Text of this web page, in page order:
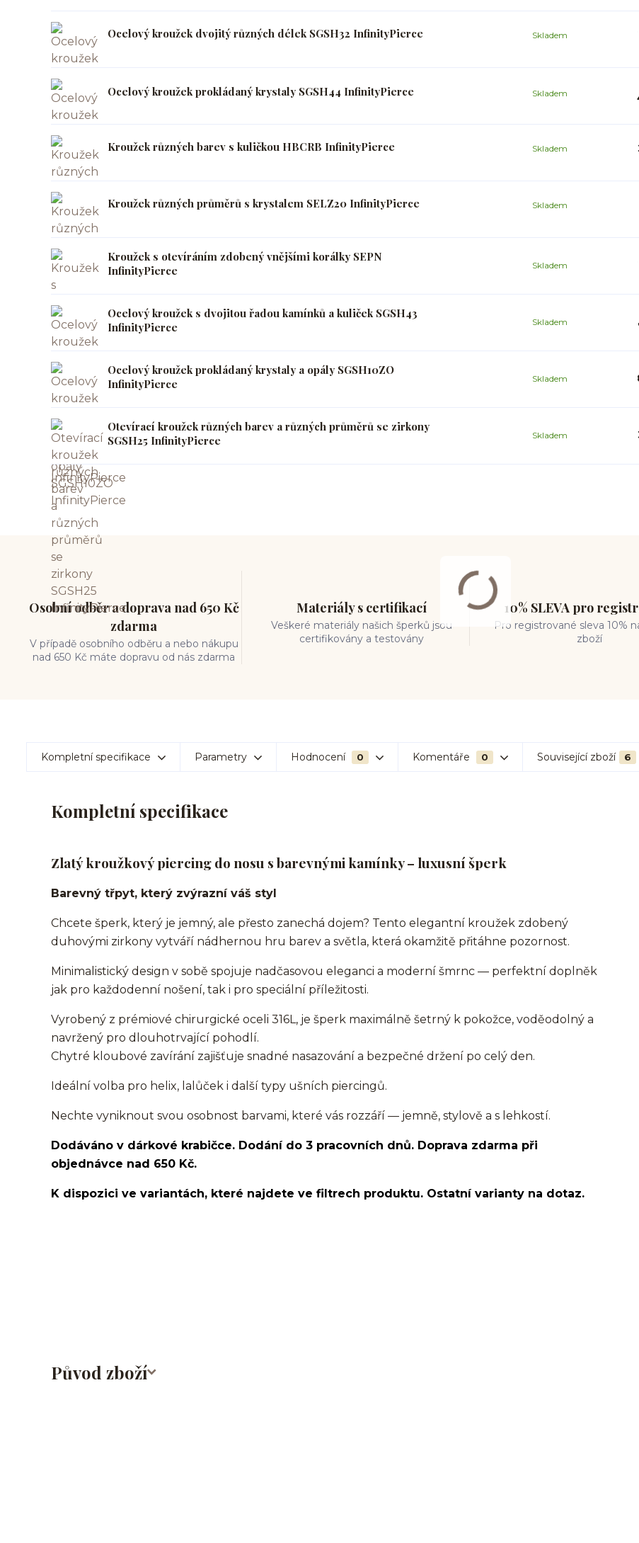
Ocelový kroužek dvojitý různých délek SGSH32 InfinityPierce Skladem
Ocelový kroužek prokládaný krystaly SGSH44 InfinityPierce Skladem
Kroužek různých barev s kuličkou HBCRB InfinityPierce Skladem
Kroužek různých průměrů s krystalem SELZ20 InfinityPierce Skladem
Kroužek s otevíráním zdobený vnějšími korálky SEPN
InfinityPierce
Skladem
Ocelový kroužek s dvojitou řadou kamínků a kuliček SGSH43
InfinityPierce
Skladem
Ocelový kroužek prokládaný krystaly a opály SGSH10ZO
InfinityPierce
Skladem
Otevírací kroužek různých barev a různých průměrů se zirkony
SGSH25 InfinityPierce
Skladem
Osobní odběr a doprava nad 650 Kč
zdarma
V případě osobního odběru a nebo nákupu
nad 650 Kč máte dopravu od nás zdarma
Materiály s certifikací
Veškeré materiály našich šperků jsou
certifikovány a testovány
10% SLEVA pro
Pro registrované sleva 10%
zboží
Kompletní specifikace Parametry Hodnocení 0 Komentáře 0 Související zboží 6
Kompletní specifikace
Zlatý kroužkový piercing do nosu s barevnými kamínky – luxusní šperk
Barevný třpyt, který zvýrazní váš styl
Chcete šperk, který je jemný, ale přesto zanechá dojem? Tento elegantní kroužek zdobený
duhovými zirkony vytváří nádhernou hru barev a světla, která okamžitě přitáhne pozornost.
Minimalistický design v sobě spojuje nadčasovou eleganci a moderní šmrnc — perfektní doplněk
jak pro každodenní nošení, tak i pro speciální příležitosti.
Vyrobený z prémiové chirurgické oceli 316L, je šperk maximálně šetrný k pokožce, voděodolný a
navržený pro dlouhotrvající pohodlí.
Chytré kloubové zavírání zajišťuje snadné nasazování a bezpečné držení po celý den.
Ideální volba pro helix, lalůček i další typy ušních piercingů.
Nechte vyniknout svou osobnost barvami, které vás rozzáří — jemně, stylově a s lehkostí.
Dodáváno v dárkové krabičce. Dodání do 3 pracovních dnů. Doprava zdarma při
objednávce nad 650 Kč.
K dispozici ve variantách, které najdete ve filtrech produktu. Ostatní varianty na dotaz.
Původ zboží